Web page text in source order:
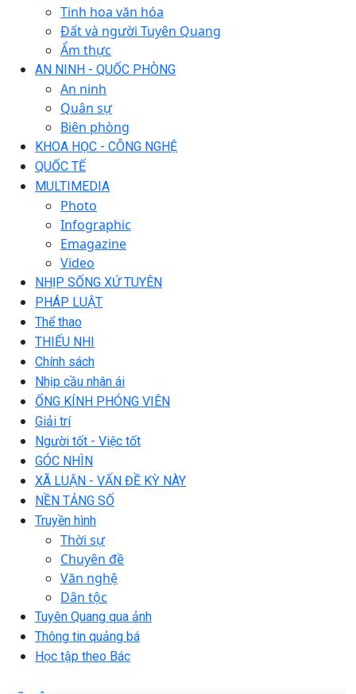
Tinh hoa văn hóa
Đất và người Tuyên Quang
Ẩm thực
AN NINH - QUỐC PHÒNG
An ninh
Quân sự
Biên phòng
KHOA HỌC - CÔNG NGHỆ
QUỐC TẾ
MULTIMEDIA
Photo
Infographic
Emagazine
Video
NHỊP SỐNG XỨ TUYÊN
PHÁP LUẬT
Thể thao
THIẾU NHI
Chính sách
Nhịp cầu nhân ái
ỐNG KÍNH PHÓNG VIÊN
Giải trí
Người tốt - Việc tốt
GÓC NHÌN
XÃ LUẬN - VẤN ĐỀ KỲ NÀY
NỀN TẢNG SỐ
Truyền hình
Thời sự
Chuyên đề
Văn nghệ
Dân tộc
Tuyên Quang qua ảnh
Thông tin quảng bá
Học tập theo Bác